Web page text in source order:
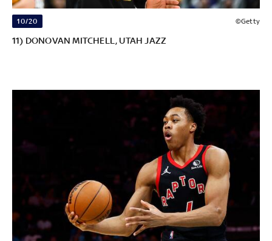
10/20 ©Getty
11) DONOVAN MITCHELL, UTAH JAZZ